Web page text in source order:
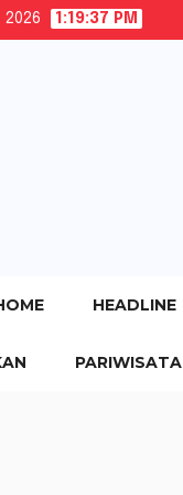
2026 1:19:38 PM
HEADLINE
PARIWISATA